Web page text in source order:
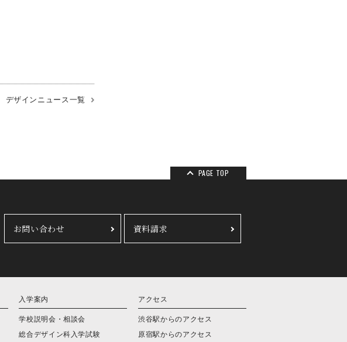
デザインニュース一覧
PAGE TOP
お問い合わせ 資料請求
入学案内
学校説明会・相談会
総合デザイン科入学試験
アクセス
渋谷駅からのアクセス
原宿駅からのアクセス